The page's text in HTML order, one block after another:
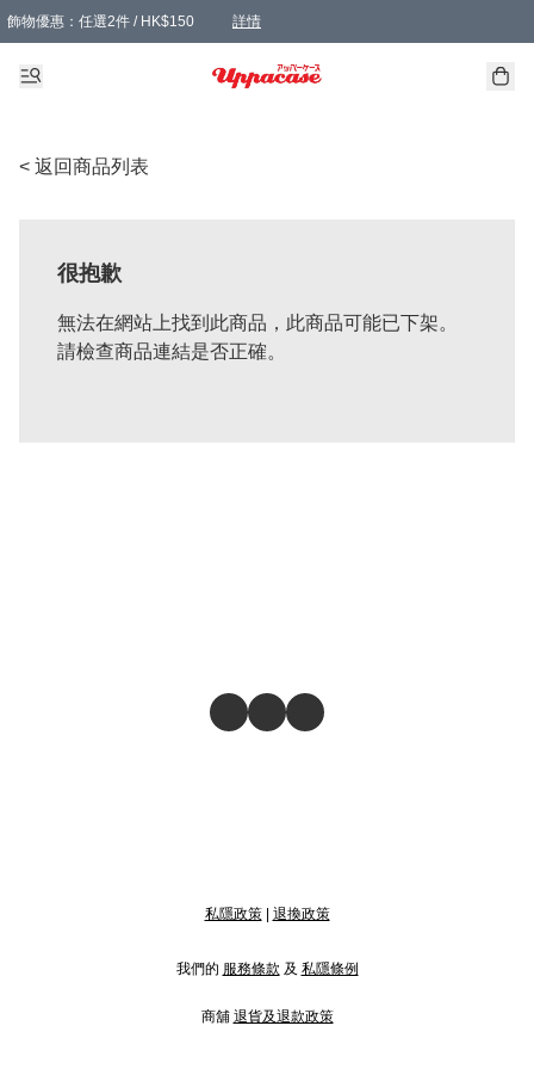
飾物優惠：任選2件 / HK$150 詳情
髮飾優惠：任選2件 / HK$100 詳情
精選襪子優惠：任選3對 / HK$115 詳情
滿額免運：本地訂單滿港幣350元可享免運費優惠
< 返回商品列表
很抱歉
無法在網站上找到此商品，此商品可能已下架。
請檢查商品連結是否正確。
私隱政策| 退換政策
我們的 服務條款 及 私隱條例
商舖 退貨及退款政策